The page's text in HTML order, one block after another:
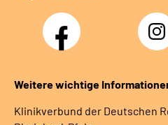
Facebook
DRV
Weitere wichtige
Klinikverbund der Deutschen